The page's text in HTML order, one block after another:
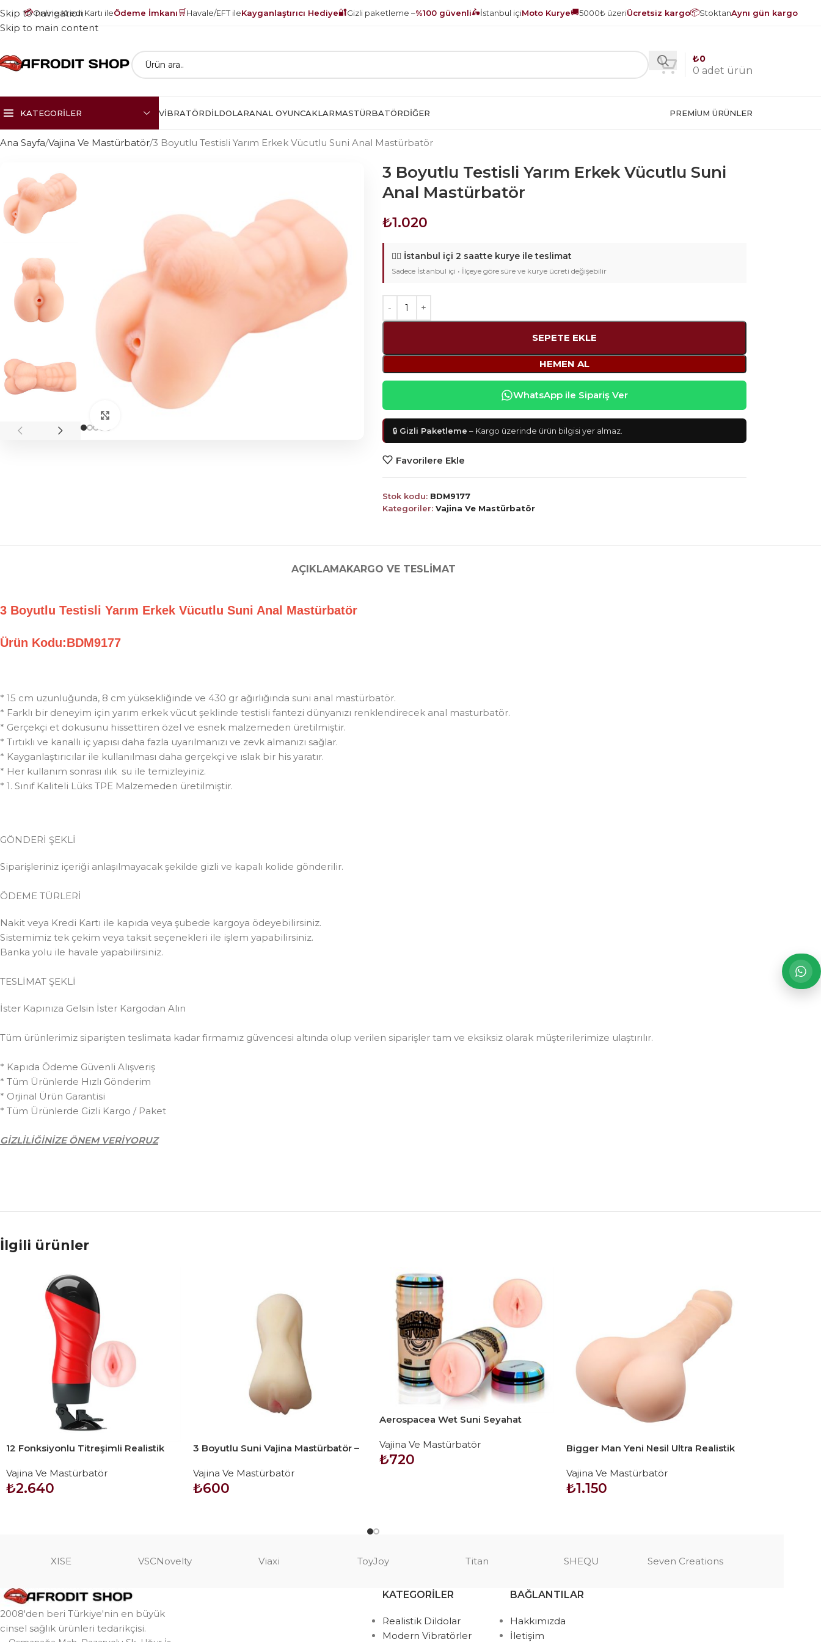
💳Online Kredi Kartı ileÖdeme İmkanı🛒Havale/EFT ileKayganlaştırıcı Hediye🔐Gizli paketleme –%100 güvenli🛵İstanbul içiMoto Kurye🚚5000₺ üzeriÜcretsiz kargo📦StoktanAynı gün kargo
Skip to navigation
Skip to main content
0 adet ürün
₺0
KATEGORILER VIBRATÖRDILDOLARANAL OYUNCAKLARMASTÜRBATÖRDIĞER PREMIUM ÜRÜNLER
Ana Sayfa Vajina Ve Mastürbatör 3 Boyutlu Testisli Yarım Erkek Vücutlu Suni Anal Mastürbatör
3 Boyutlu Testisli Yarım Erkek Vücutlu Suni
Anal Mastürbatör
₺1.020
🚴‍♂️ İstanbul içi 2 saatte kurye ile teslimat
Sadece İstanbul içi • İlçeye göre süre ve kurye ücreti değişebilir
SEPETE EKLE
HEMEN AL
WhatsApp ile Sipariş Ver
🔒 Gizli Paketleme – Kargo üzerinde ürün bilgisi yer almaz.
Favorilere Ekle
Stok kodu: BDM9177
Kategoriler: Vajina Ve Mastürbatör
AÇIKLAMAKARGO VE TESLIMAT
3 Boyutlu Testisli Yarım Erkek Vücutlu Suni Anal Mastürbatör
Ürün Kodu:BDM9177
* 15 cm uzunluğunda, 8 cm yüksekliğinde ve 430 gr ağırlığında suni anal mastürbatör.
* Farklı bir deneyim için yarım erkek vücut şeklinde testisli fantezi dünyanızı renklendirecek anal masturbatör.
* Gerçekçi et dokusunu hissettiren özel ve esnek malzemeden üretilmiştir.
* Tırtıklı ve kanallı iç yapısı daha fazla uyarılmanızı ve zevk almanızı sağlar.
* Kayganlaştırıcılar ile kullanılması daha gerçekçi ve ıslak bir his yaratır.
* Her kullanım sonrası ılık su ile temizleyiniz.
* 1. Sınıf Kaliteli Lüks TPE Malzemeden üretilmiştir.
GÖNDERİ ŞEKLİ
Siparişleriniz içeriği anlaşılmayacak şekilde gizli ve kapalı kolide gönderilir.
ÖDEME TÜRLERİ
Nakit veya Kredi Kartı ile kapıda veya şubede kargoya ödeyebilirsiniz.
Sistemimiz tek çekim veya taksit seçenekleri ile işlem yapabilirsiniz.
Banka yolu ile havale yapabilirsiniz.
TESLİMAT ŞEKLİ
İster Kapınıza Gelsin İster Kargodan Alın
Tüm ürünlerimiz siparişten teslimata kadar firmamız güvencesi altında olup verilen siparişler tam ve eksiksiz olarak müşterilerimize ulaştırılır.
* Kapıda Ödeme Güvenli Alışveriş
* Tüm Ürünlerde Hızlı Gönderim
* Orjinal Ürün Garantisi
* Tüm Ürünlerde Gizli Kargo / Paket
GİZLİLİĞİNİZE ÖNEM VERİYORUZ
İlgili ürünler
12 Fonksiyonlu Titreşimli Realistik
Vajina Ve Mastürbatör
₺2.640
3 Boyutlu Suni Vajina Mastürbatör –
Vajina Ve Mastürbatör
₺600
Aerospacea Wet Suni Seyahat
Vajina Ve Mastürbatör
₺720
Bigger Man Yeni Nesil Ultra Realistik
Vajina Ve Mastürbatör
₺1.150
XISE VSCNovelty Viaxi ToyJoy Titan SHEQU Seven Creations
2008'den beri Türkiye'nin en büyük
cinsel sağlık ürünleri tedarikçisi.
KATEGORILER
Realistik Dildolar
Modern Vibratörler
BAĞLANTILAR
Hakkımızda
İletişim